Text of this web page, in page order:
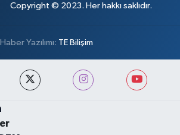
Copyright © 2023. Her hakkı saklıdır.
Haber Yazılımı: TE Bilişim